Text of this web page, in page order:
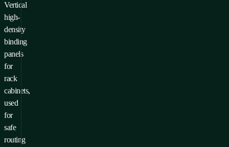
Vertical
high-
density
binding
panels
for
rack
cabinets,
used
for
safe
routing
ajouter un produit à vos
vous devez